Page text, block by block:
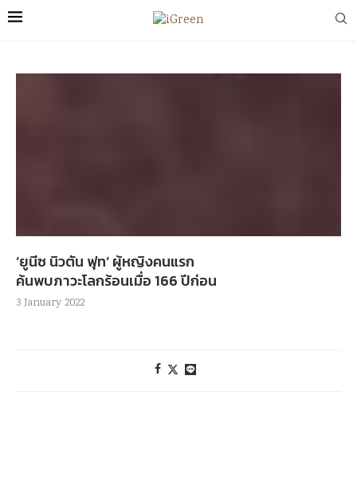
‘ยูนีซ นิวตัน ฟุท’ ผู้หญิงคนแรก
ค้นพบภาวะโลกร้อนเมื่อ 166 ปีก่อน
3 January 2022